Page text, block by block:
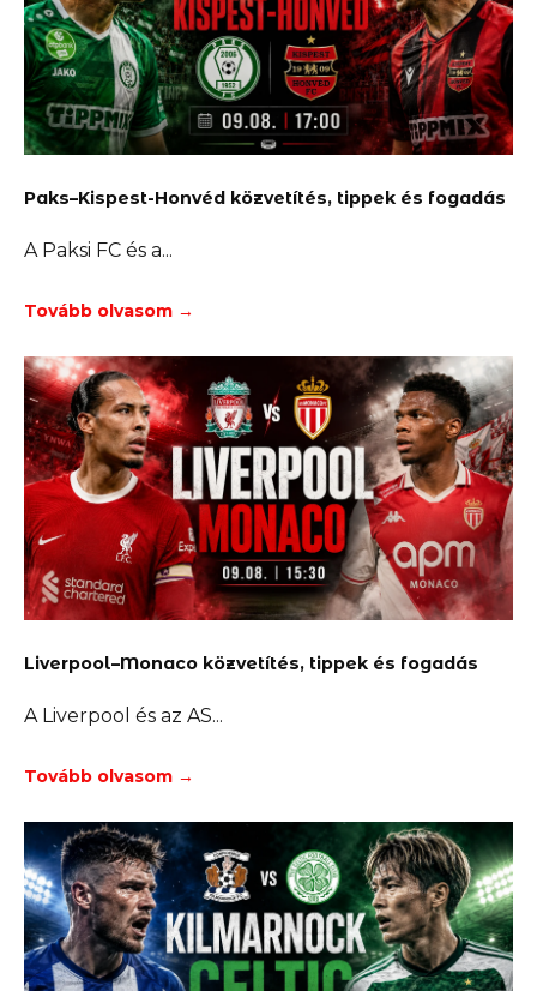
Paks–Kispest-Honvéd közvetítés, tippek és fogadás
A Paksi FC és a
Tovább olvasom →
Liverpool–Monaco közvetítés, tippek és fogadás
A Liverpool és az AS
Tovább olvasom →